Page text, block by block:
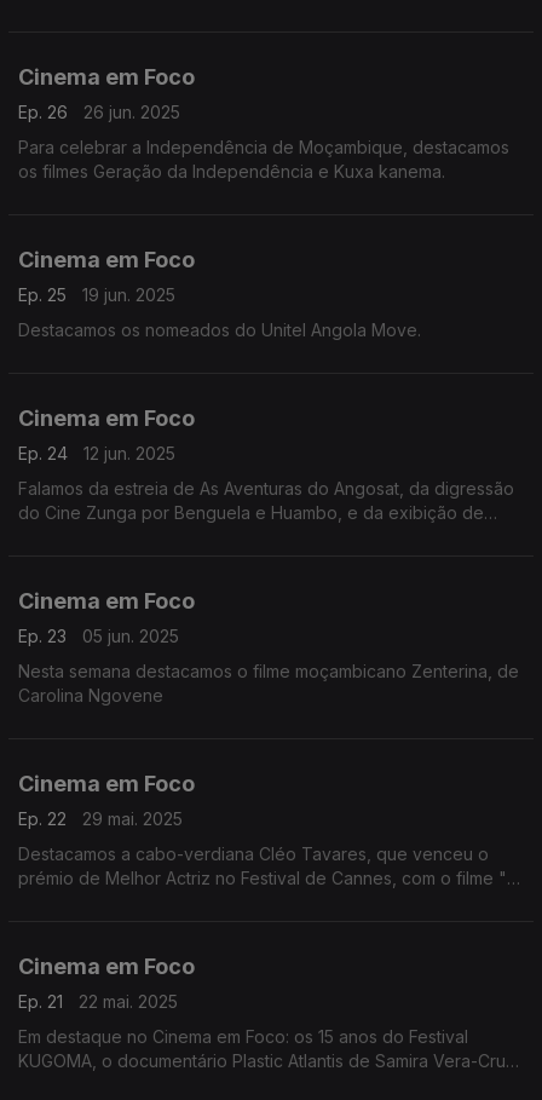
Cinema em Foco
Ep. 26
26 jun. 2025
Para celebrar a Independência de Moçambique, destacamos
os filmes Geração da Independência e Kuxa kanema.
Cinema em Foco
Ep. 25
19 jun. 2025
Destacamos os nomeados do Unitel Angola Move.
Cinema em Foco
Ep. 24
12 jun. 2025
Falamos da estreia de As Aventuras do Angosat, da digressão
do Cine Zunga por Benguela e Huambo, e da exibição de
Cinema em Foco
Ep. 23
05 jun. 2025
Nesta semana destacamos o filme moçambicano Zenterina, de
Carolina Ngovene
Cinema em Foco
Ep. 22
29 mai. 2025
Destacamos a cabo-verdiana Cléo Tavares, que venceu o
prémio de Melhor Actriz no Festival de Cannes, com o filme "O
Cinema em Foco
Ep. 21
22 mai. 2025
Em destaque no Cinema em Foco: os 15 anos do Festival
KUGOMA, o documentário Plastic Atlantis de Samira Vera-Cruz